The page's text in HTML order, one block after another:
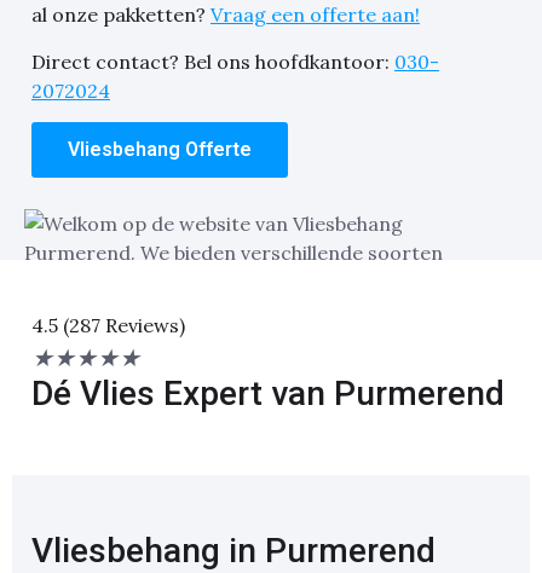
al onze pakketten? Vraag een offerte aan!
Direct contact? Bel ons hoofdkantoor: 030-
2072024
Vliesbehang Offerte
4.5 (287 Reviews)
★★★★★
Dé Vlies Expert van Purmerend
Vliesbehang in Purmerend